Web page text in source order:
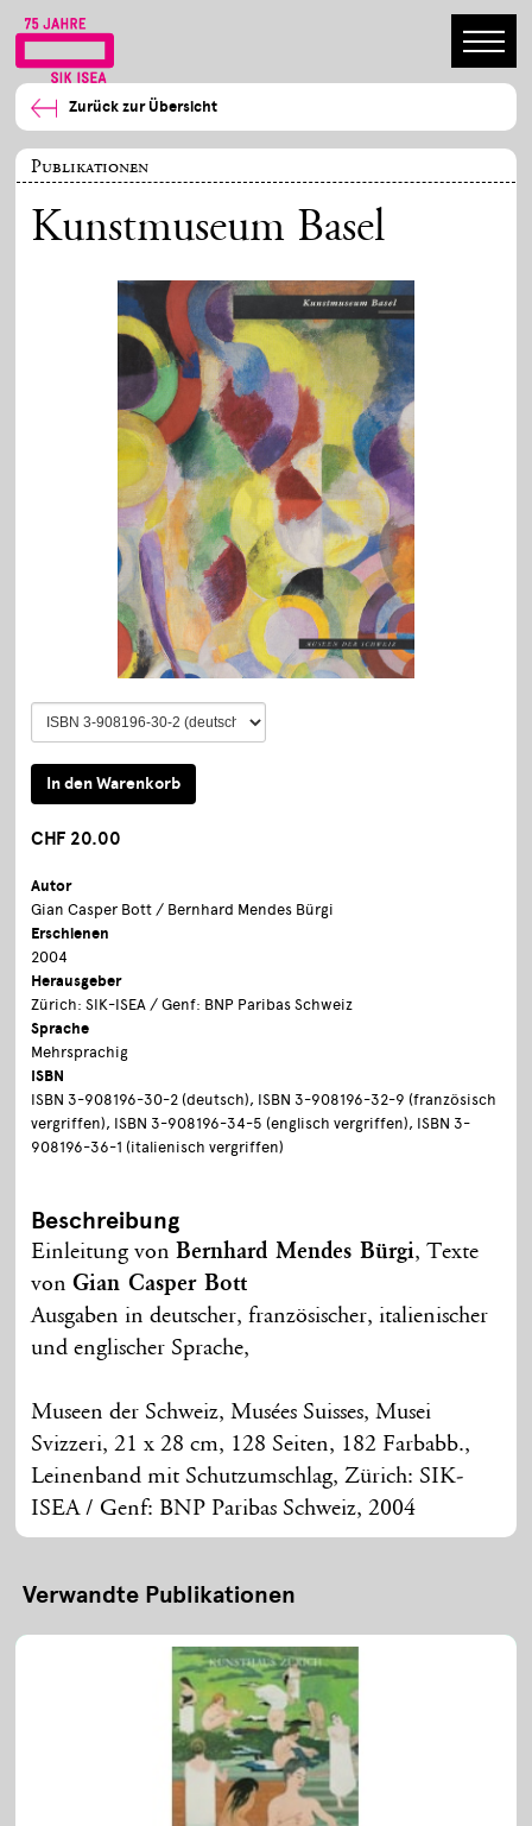
Zurück zur Übersicht
Publikationen
Kunstmuseum Basel
CHF 20.00
Autor
Gian Casper Bott / Bernhard Mendes Bürgi
Erschienen
2004
Herausgeber
Zürich: SIK-ISEA / Genf: BNP Paribas Schweiz
Sprache
Mehrsprachig
ISBN
ISBN 3-908196-30-2 (deutsch), ISBN 3-908196-32-9 (französisch
vergriffen), ISBN 3-908196-34-5 (englisch vergriffen), ISBN 3-
908196-36-1 (italienisch vergriffen)
Beschreibung
Einleitung vonBernhard Mendes Bürgi, Texte
vonGian Casper Bott
Ausgaben in deutscher, französischer, italienischer
und englischer Sprache,
Museen der Schweiz, Musées Suisses, Musei
Svizzeri, 21 x 28 cm, 128 Seiten, 182 Farbabb.,
Leinenband mit Schutzumschlag, Zürich: SIK-
ISEA / Genf: BNP Paribas Schweiz, 2004
Verwandte Publikationen